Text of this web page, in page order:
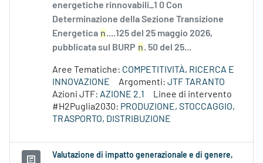
energetiche rinnovabili_1 0 Con
Determinazione della Sezione Transizione
Energetica n....125 del 25 maggio 2026,
pubblicata sul BURP n. 50 del 25...
Aree Tematiche: COMPETITIVITÀ, RICERCA E
INNOVAZIONE
Argomenti: JTF TARANTO
Azioni JTF: AZIONE 2.1
Linee di intervento
#H2Puglia2030: PRODUZIONE, STOCCAGGIO,
TRASPORTO, DISTRIBUZIONE
Valutazione di impatto generazionale e di genere,